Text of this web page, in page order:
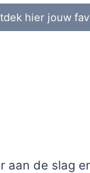
hier jouw
de slag